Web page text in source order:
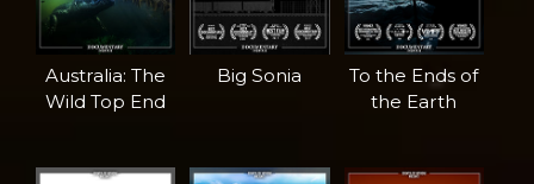
Australia: The
Wild Top End
Big Sonia
To the Ends of
the Earth